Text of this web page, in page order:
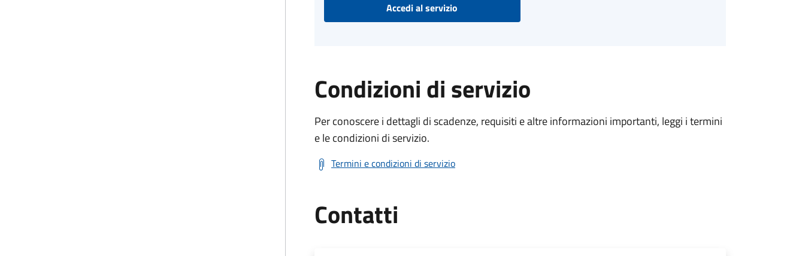
Accedi al servizio
Condizioni di servizio
Per conoscere i dettagli di scadenze, requisiti e altre informazioni importanti, leggi i termini
e le condizioni di servizio.
Termini e condizioni di servizio
Contatti